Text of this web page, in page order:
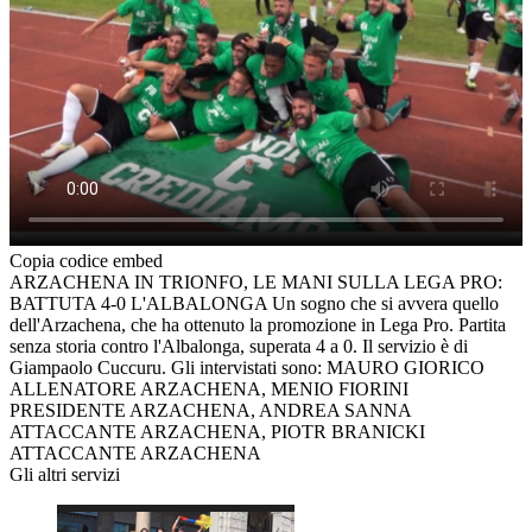
Copia codice embed
ARZACHENA IN TRIONFO, LE MANI SULLA LEGA PRO:
BATTUTA 4-0 L'ALBALONGA Un sogno che si avvera quello
dell'Arzachena, che ha ottenuto la promozione in Lega Pro. Partita
senza storia contro l'Albalonga, superata 4 a 0. Il servizio è di
Giampaolo Cuccuru. Gli intervistati sono: MAURO GIORICO
ALLENATORE ARZACHENA, MENIO FIORINI
PRESIDENTE ARZACHENA, ANDREA SANNA
ATTACCANTE ARZACHENA, PIOTR BRANICKI
ATTACCANTE ARZACHENA
Gli altri servizi